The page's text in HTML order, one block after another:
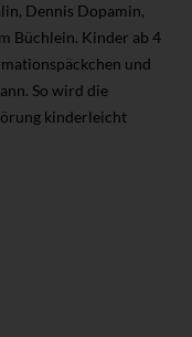
Dennis Dopamin,
Büchlein. Kinder ab 4
und
So wird die
kinderleicht